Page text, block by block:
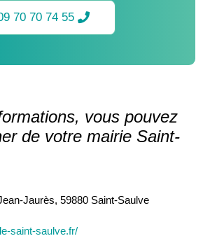
70 70 74 55
vous pouvez
de votre mairie Saint-
Jaurès, 59880 Saint-Saulve
saint-saulve.fr/